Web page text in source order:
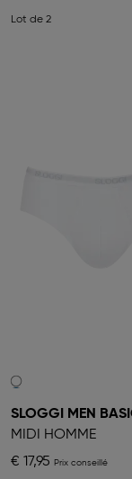
Lot de 2
SLOGGI MEN
MIDI HOMME
€ 17,95